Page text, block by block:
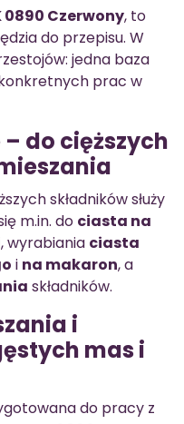
0890 Czerwony, to
do przepisu. W
jedna baza
prac w
do cięższych
składników służy
m.in. do ciasta na
, wyrabiania ciasta
i na makaron, a
składników.
i
mas i
do pracy z